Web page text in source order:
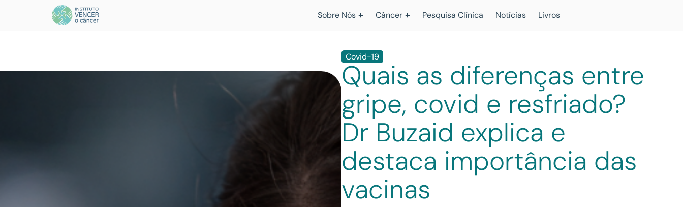
Sobre Nós Câncer Pesquisa Clínica Notícias Livros
Covid-19
Quais as diferenças entre
gripe, covid e resfriado?
Dr Buzaid explica e
destaca importância das
vacinas